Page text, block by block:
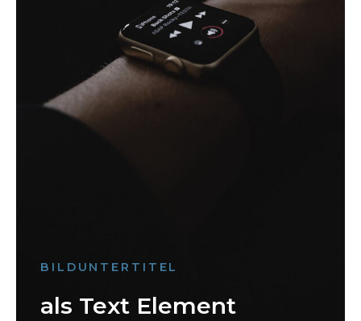
BILDUNTERTITEL
als Text Element